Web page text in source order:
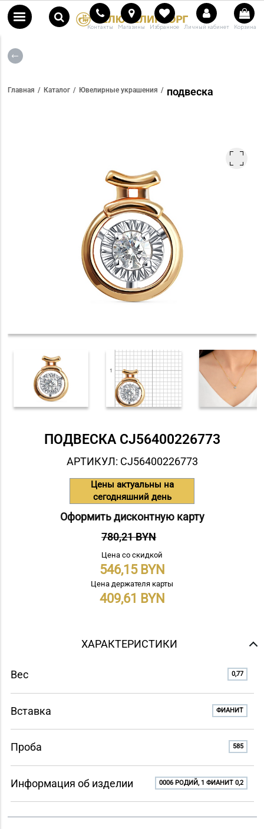
Контакты Магазины Избранное Личный кабинет Корзина
Главная Каталог Ювелирные украшения подвеска
ПОДВЕСКА СJ56400226773
АРТИКУЛ: СJ56400226773
Цены актуальны на
сегодняшний день
Оформить дисконтную карту
780,21 BYN
Цена со скидкой
546,15
Цена держателя карты
409,61
ХАРАКТЕРИСТИКИ
Вес 0,77
Вставка ФИАНИТ
Проба 585
Информация об изделии 0006 РОДИЙ, 1 ФИАНИТ 0,2